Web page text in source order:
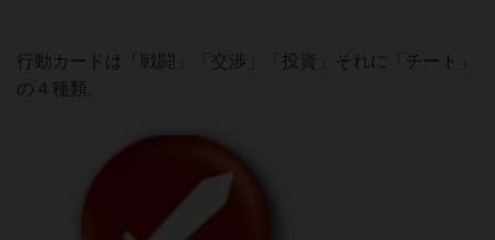
行動カードは「戦闘」「交渉」「投資」それに「チート」
の４種類。